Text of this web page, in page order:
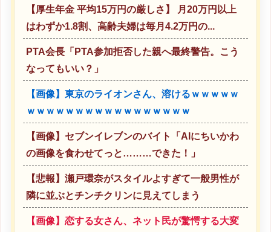
【厚生年金 平均15万円の厳しさ】 月20万円以上
はわずか1.8割、高齢夫婦は毎月4.2万円の...
PTA会長「PTA参加拒否した親へ最終警告。こう
なってもいい？」
【画像】東京のライオンさん、溶けるｗｗｗｗｗ
ｗｗｗｗｗｗｗｗｗｗｗｗｗｗｗｗｗ
【画像】セブンイレブンのバイト「AIにちいかわ
の画像を食わせてっと………できた！」
【悲報】瀬戸環奈がスタイルよすぎて一般男性が
隣に並ぶとチンチクリンに見えてしまう
【画像】恋する女さん、ネット民が驚愕する大変